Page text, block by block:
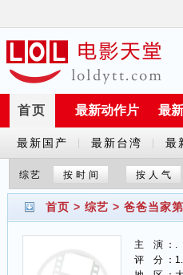
首页 最新动作片 最
最新国产
剧
最新台湾 最
综艺 按时间 按人气
首页 > 综艺 > 爸爸当家
主 演 ：.
评 分 ：